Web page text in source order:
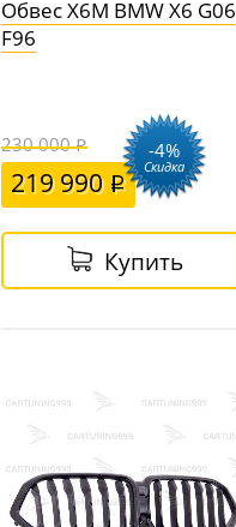
Обвес X6M BMW X6 G06
F96
230 000
219 990
-4%
Скидка
Купить